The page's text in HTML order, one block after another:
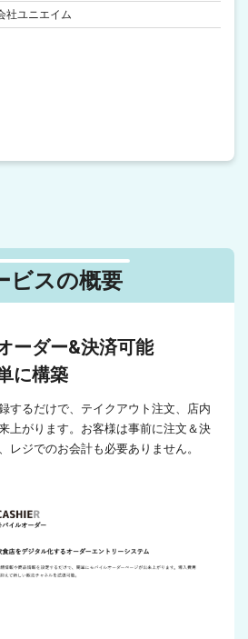
社ユニエイム
ビスの概要
ーダー&決済可能
に構築
するだけで、テイクアウト注文、店内
上がります。お客様は事前に注文＆決
レジでのお会計も必要ありません。